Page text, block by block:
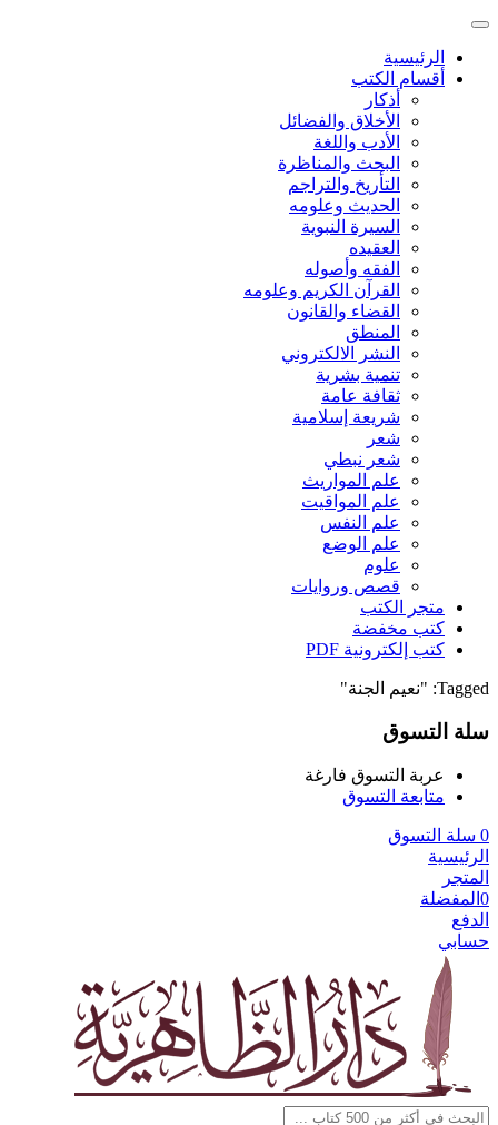
الرئيسية
أقسام الكتب
أذكار
الأخلاق والفضائل
الأدب واللغة
البحث والمناظرة
التأريخ والتراجم
الحديث وعلومه
السيرة النبوية
العقيده
الفقه وأصوله
القرآن الكريم وعلومه
القضاء والقانون
المنطق
النشر الالكتروني
تنمية بشرية
ثقافة عامة
شريعة إسلامية
شعر
شعر نبطي
علم المواريث
علم المواقيت
علم النفس
علم الوضع
علوم
قصص وروايات
متجر الكتب
كتب مخفضة
كتب إلكترونية PDF
Tagged: "نعيم الجنة"
سلة التسوق
عربة التسوق فارغة
متابعة التسوق
0 سلة التسوق
الرئيسية
المتجر
0 المفضلة
الدفع
حسابي